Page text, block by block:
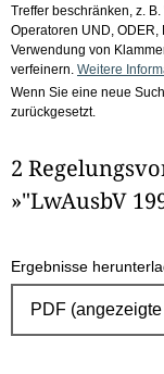
Treffer beschränken, z.
Operatoren UND,
Verwendung von
verfeinern. Weitere
Wenn Sie eine neue
zurückgesetzt.
2
»"LwAusbV
Ergebnisse